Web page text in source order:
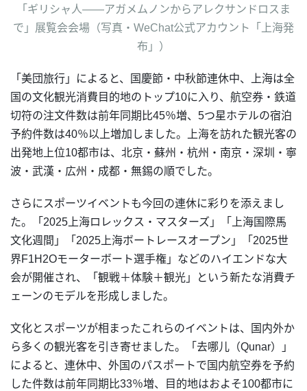
「ギリシャ人——アガメムノンからアレクサンドロスま
で」展覧会会場（写真・WeChat公式アカウント「上海発
布」）
「美団旅行」によると、国慶節・中秋節連休中、上海は全
国の文化観光消費目的地のトップ10に入り、航空券・鉄道
切符の注文件数は前年同期比45％増、5つ星ホテルの宿泊
予約件数は40％以上増加しました。上海を訪れた観光客の
出発地上位10都市は、北京・蘇州・杭州・南京・深圳・寧
波・武漢・広州・成都・無錫の順でした。
さらにスポーツイベントも今回の連休に彩りを添えまし
た。「2025上海ロレックス・マスターズ」「上海国際馬
文化週間」「2025上海ボートレースオープン」「2025世
界F1H2Oモーターボート選手権」などのハイエンドな大
会が開催され、「観戦＋体験＋観光」という新たな消費チ
ェーンのモデルを形成しました。
文化とスポーツが相まったこれらのイベントは、国内外か
ら多くの観光客を引き寄せました。「去哪儿（Qunar）」
によると、連休中、外国のパスポートで国内航空券を予約
した件数は前年同期比33％増、目的地はおよそ100都市に